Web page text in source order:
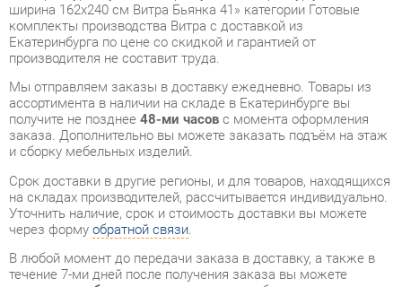
Мы отправляем заказы в доставку ежедневно. Товары из
ассортимента в наличии на складе в Екатеринбурге вы
получите не позднее48-ми часовс момента оформления
заказа. Дополнительно вы можете заказать подъём на этаж
и сборку мебельных изделий.
Срок доставки в другие регионы, и для товаров, находящихся
на складах производителей, рассчитывается индивидуально.
Уточнить наличие, срок и стоимость доставки вы можете
через формуобратной связи.
В любой момент до передачи заказа в доставку, а также в
течение 7-ми дней после получения заказа вы можете
изменить выборили принять решение об отказе от покупки.
Несмотря на качественную упаковку, готовые комплекты
заметили дефект при приёме - мы заменим поврежденную
деталь.Повторная доставкатовара -бесплатна.